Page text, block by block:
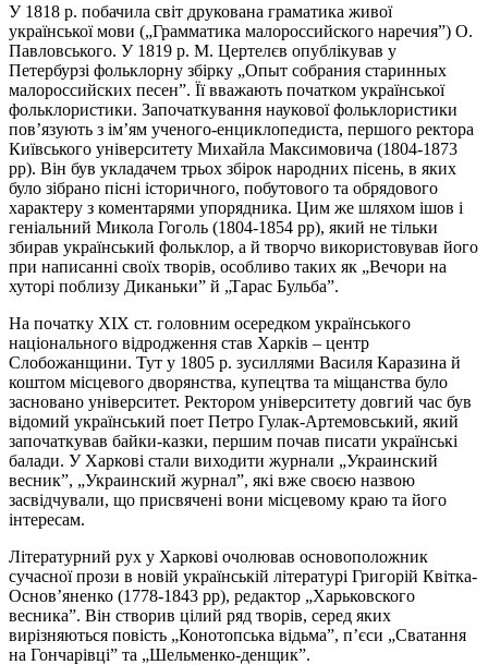
У 1818 р. побачила світ друкована граматика живої
української мови („Грамматика малороссийского наречия”) О.
Павловського. У 1819 р. М. Цертелєв опублікував у
Петербурзі фольклорну збірку „Опыт собрания старинных
малороссийских песен”. Її вважають початком української
фольклористики. Започаткування наукової фольклористики
пов’язують з ім’ям ученого-енциклопедиста, першого ректора
Київського університету Михайла Максимовича (1804-1873
рр). Він був укладачем трьох збірок народних пісень, в яких
було зібрано пісні історичного, побутового та обрядового
характеру з коментарями упорядника. Цим же шляхом ішов і
геніальний Микола Гоголь (1804-1854 рр), який не тільки
збирав український фольклор, а й творчо використовував його
при написанні своїх творів, особливо таких як „Вечори на
хуторі поблизу Диканьки” й „Тарас Бульба”.
На початку ХІХ ст. головним осередком українського
національного відродження став Харків – центр
Слобожанщини. Тут у 1805 р. зусиллями Василя Каразина й
коштом місцевого дворянства, купецтва та міщанства було
засновано університет. Ректором університету довгий час був
відомий український поет Петро Гулак-Артемовський, який
започаткував байки-казки, першим почав писати українські
балади. У Харкові стали виходити журнали „Украинский
весник”, „Украинский журнал”, які вже своєю назвою
засвідчували, що присвячені вони місцевому краю та його
інтересам.
Літературний рух у Харкові очолював основоположник
сучасної прози в новій українській літературі Григорій Квітка-
Основ’яненко (1778-1843 рр), редактор „Харьковского
весника”. Він створив цілий ряд творів, серед яких
вирізняються повість „Конотопська відьма”, п’єси „Сватання
на Гончарівці” та „Шельменко-денщик”.